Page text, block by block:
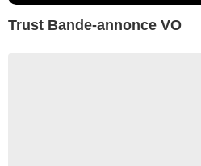
Trust Bande-annonce VO